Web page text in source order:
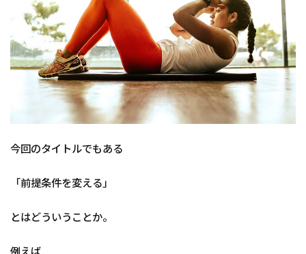
今回のタイトルでもある
「前提条件を変える」
とはどういうことか。
例えば